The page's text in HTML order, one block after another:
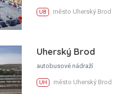
UB město Uherský Brod
Uherský Brod
autobusové nádraží
UH město Uherský Brod